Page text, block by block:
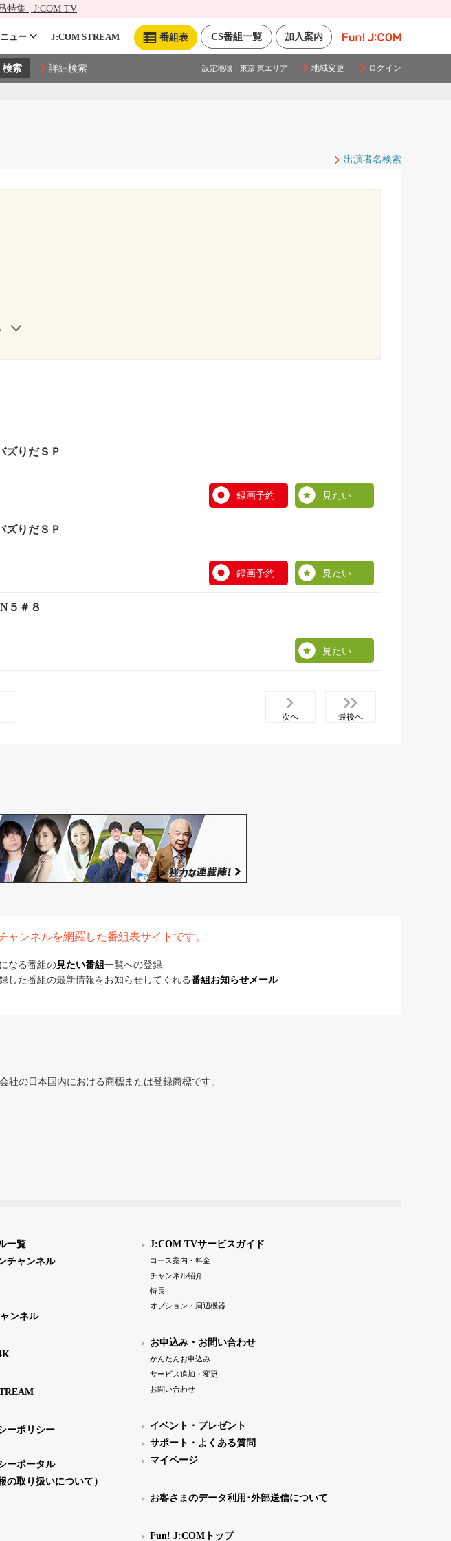
特集 | J:COM TV
加入案内
CS番組一覧
番組表
ュー J:COM STREAM
詳細検索 設定地域： 東京 東エリア 地域変更 ログイン
出演者名検索
ズりだＳＰ
録画予約 見たい
ズりだＳＰ
録画予約 見たい
５＃８
見たい
次へ 最後へ
ンネルを網羅した番組表サイトです。
なる番組の見たい番組 一覧への登録
した番組の最新情報をお知らせしてくれる番組お知らせメール
社の日本国内における商標または登録商標です。
一覧
チャンネル
ンネル
ーポリシー
ーポータル
の取り扱いについて）
J:COM TVサービスガイド
コース案内・料金
チャンネル紹介
特長
オプション・周辺機器
お申込み・お問い合わせ
かんたんお申込み
サービス追加・変更
お問い合わせ
イベント・プレゼント
サポート・よくある質問
マイページ
お客さまのデータ利用･外部送信について
Fun! J:COMトップ